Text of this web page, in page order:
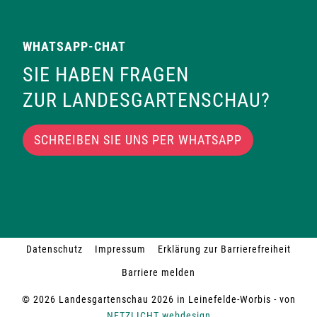
WHATSAPP-CHAT
SIE HABEN FRAGEN
ZUR LANDESGARTENSCHAU?
SCHREIBEN SIE UNS PER WHATSAPP
© 2026 Landesgartenschau 2026 in Leinefelde-Worbis - von
Datenschutz Impressum
Erklärung zur Barrierefreiheit
Barriere melden